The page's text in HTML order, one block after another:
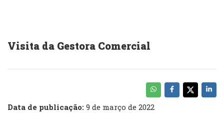
Visita da Gestora Comercial
Data de publicação: 9 de março de 2022